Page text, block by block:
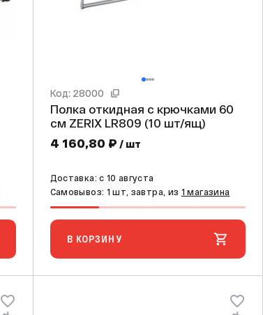
Код: 28000
Полка откидная с крючками 60
см ZERIX LR809 (10 шт/ящ)
4 160,80 ₽ / шт
Доставка: c 10 августа
Самовывоз: 1 шт, завтра, из 1 магазина
В КОРЗИНУ